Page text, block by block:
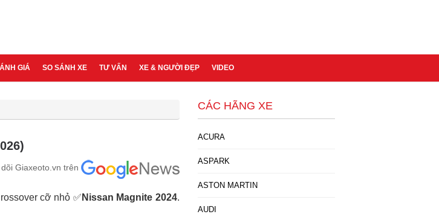
GIÁ SO SÁNH XE TƯ VẤN XE & NGƯỜI ĐẸP VIDEO
Giaxeoto.vn trên
cỡ nhỏ ✅ Nissan Magnite 2024.
CÁC HÃNG XE
ACURA
ASPARK
ASTON MARTIN
AUDI